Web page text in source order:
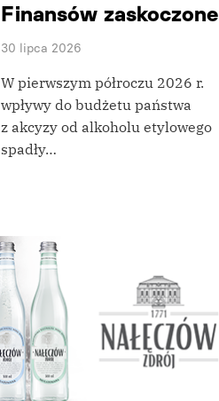
Finansów zaskoczone
30 lipca 2026
W pierwszym półroczu 2026 r.
wpływy do budżetu państwa
z akcyzy od alkoholu etylowego
spadły…